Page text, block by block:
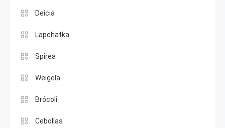
Deicia
Lapchatka
Spirea
Weigela
Brócoli
Cebollas